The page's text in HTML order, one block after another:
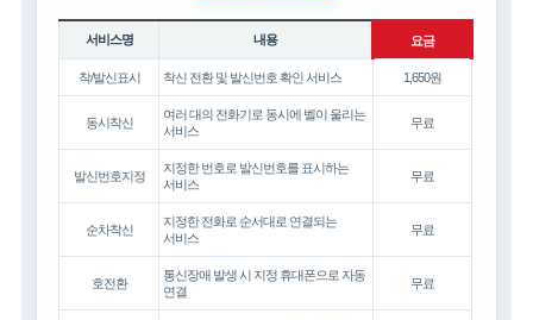
서비스명 내용 요금
착/발신표시 착신 전환 및 발신번호 확인 서비스 1,650원
동시착신
여러 대의 전화기로 동시에 벨이 울리는
서비스
무료
발신번호지정
지정한 번호로 발신번호를 표시하는
서비스
무료
순차착신
지정한 전화로 순서대로 연결되는
서비스
무료
호전환
통신장애 발생 시 지정 휴대폰으로 자동
연결
무료